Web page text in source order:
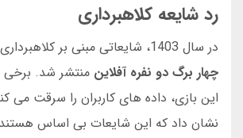
رد شایعه کلاهبرداری
در سال 1403، شایعاتی مبنی بر کلاهبرداری در
چهار برگ دو نفره آفلاین منتشر شد. برخی
این بازی، داده های کاربران را سرقت می
نشان داد که این شایعات بی اساس